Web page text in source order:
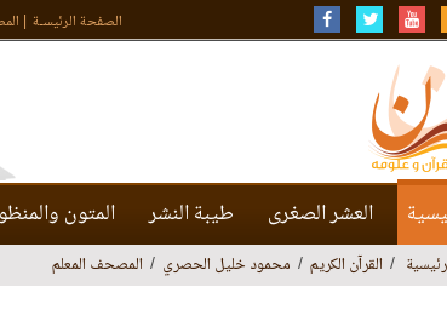
الصفحة الرئيسـة
العشر الصغرى طيبة النشر المتون
القرآن الكريم محمود خليل الحصري المصحف المعلم